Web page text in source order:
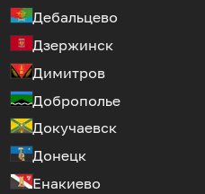
Дебальцево
Дзержинск
Димитров
Доброполье
Докучаевск
Донецк
Енакиево